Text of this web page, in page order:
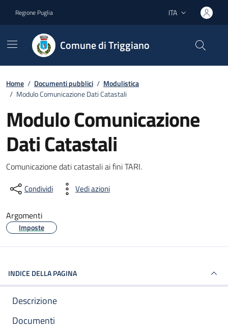
Regione Puglia Lingua attiva:
ITA
Comune di Triggiano
Home / Documenti pubblici / Modulistica
/ Modulo Comunicazione Dati Catastali
Modulo Comunicazione
Dati Catastali
Dettagli del documento
Comunicazione dati catastali ai fini TARI.
Condividi Vedi azioni
Argomenti
Imposte
INDICE DELLA PAGINA
Descrizione
Documenti